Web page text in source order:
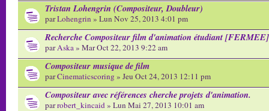
Tristan Lohengrin (Compositeur, Doubleur)
parLohengrin » Lun Nov 25, 2013 4:01 pm
Recherche Compositeur film d'animation étudiant [FERMEE]
parAska» Mar Oct 22, 2013 9:22 am
Compositeur musique de film
parCinematicscoring » Jeu Oct 24, 2013 12:11 pm
Compositeur avec références cherche projets d'animation.
parrobert_kincaid» Lun Mai 27, 2013 10:01 am